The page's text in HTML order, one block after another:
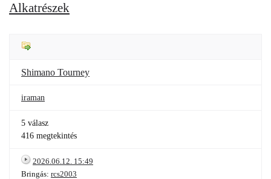
Alkatrészek
Shimano Tourney
iraman
5 válasz
416 megtekintés
2026.06.12. 15:49
Bringás: rcs2003